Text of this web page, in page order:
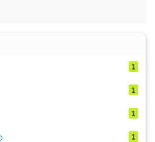
1
1
1
1